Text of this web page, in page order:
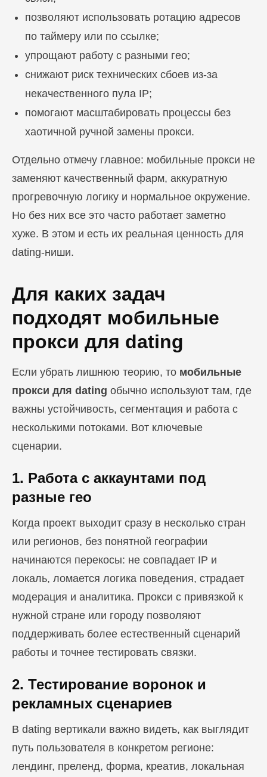
позволяют использовать ротацию адресов
по таймеру или по ссылке;
упрощают работу с разными гео;
снижают риск технических сбоев из-за
некачественного пула IP;
помогают масштабировать процессы без
хаотичной ручной замены прокси.
Отдельно отмечу главное: мобильные прокси не
заменяют качественный фарм, аккуратную
прогревочную логику и нормальное окружение.
Но без них все это часто работает заметно
хуже. В этом и есть их реальная ценность для
dating-ниши.
Для каких задач
подходят мобильные
прокси для dating
Если убрать лишнюю теорию, то мобильные
прокси для dating обычно используют там, где
важны устойчивость, сегментация и работа с
несколькими потоками. Вот ключевые
сценарии.
1. Работа с аккаунтами под
разные гео
Когда проект выходит сразу в несколько стран
или регионов, без понятной географии
начинаются перекосы: не совпадает IP и
локаль, ломается логика поведения, страдает
модерация и аналитика. Прокси с привязкой к
нужной стране или городу позволяют
поддерживать более естественный сценарий
работы и точнее тестировать связки.
2. Тестирование воронок и
рекламных сценариев
В dating вертикали важно видеть, как выглядит
путь пользователя в конкретом регионе:
лендинг, преленд, форма, креатив, локальная